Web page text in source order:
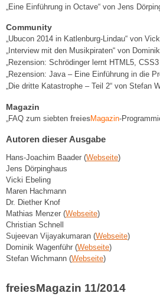
„Eine Einführung in Octave“ von Jens
Community
„Ubucon 2014 in Katlenburg-Lindau“ von
„Interview mit den Musikpiraten“ von
„Rezension: Schrödinger lernt HTML5,
„Rezension: Java – Eine Einführung in die
„Die dritte Katastrophe – Teil 2“ von Stefan
Magazin
„FAQ zum siebten freiesMagazin-
Autoren dieser Ausgabe
Hans-Joachim Baader (Webseite)
Jens Dörpinghaus
Vicki Ebeling
Maren Hachmann
Dr. Diether Knof
Mathias Menzer (Webseite)
Christian Schnell
Sujeevan Vijayakumaran (Webseite)
Dominik Wagenführ (Webseite)
Stefan Wichmann (Webseite)
freiesMagazin 11/2014